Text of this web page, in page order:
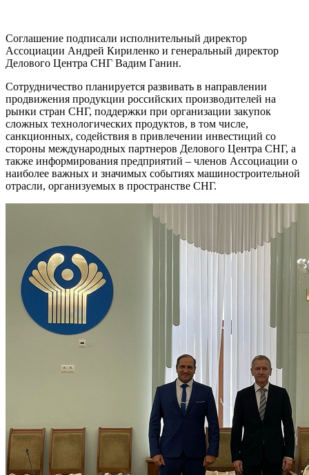
Соглашение подписали исполнительный директор
Ассоциации Андрей Кириленко и генеральный директор
Делового Центра СНГ Вадим Ганин.
Сотрудничество планируется развивать в направлении
продвижения продукции российских производителей на
рынки стран СНГ, поддержки при организации закупок
сложных технологических продуктов, в том числе,
санкционных, содействия в привлечении инвестиций со
стороны международных партнеров Делового Центра СНГ, а
также информирования предприятий – членов Ассоциации о
наиболее важных и значимых событиях машиностроительной
отрасли, организуемых в пространстве СНГ.